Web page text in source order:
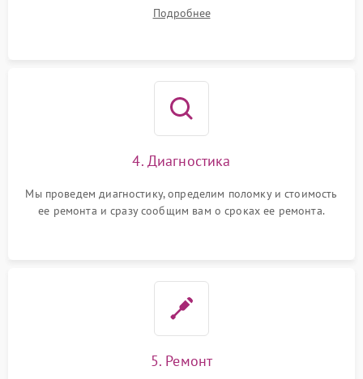
Подробнее
4. Диагностика
Мы проведем диагностику, определим поломку и стоимость
ее ремонта и сразу сообщим вам о сроках ее ремонта.
5. Ремонт